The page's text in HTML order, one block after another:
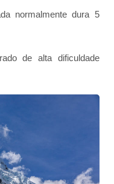
normalmente dura 5
de alta dificuldade